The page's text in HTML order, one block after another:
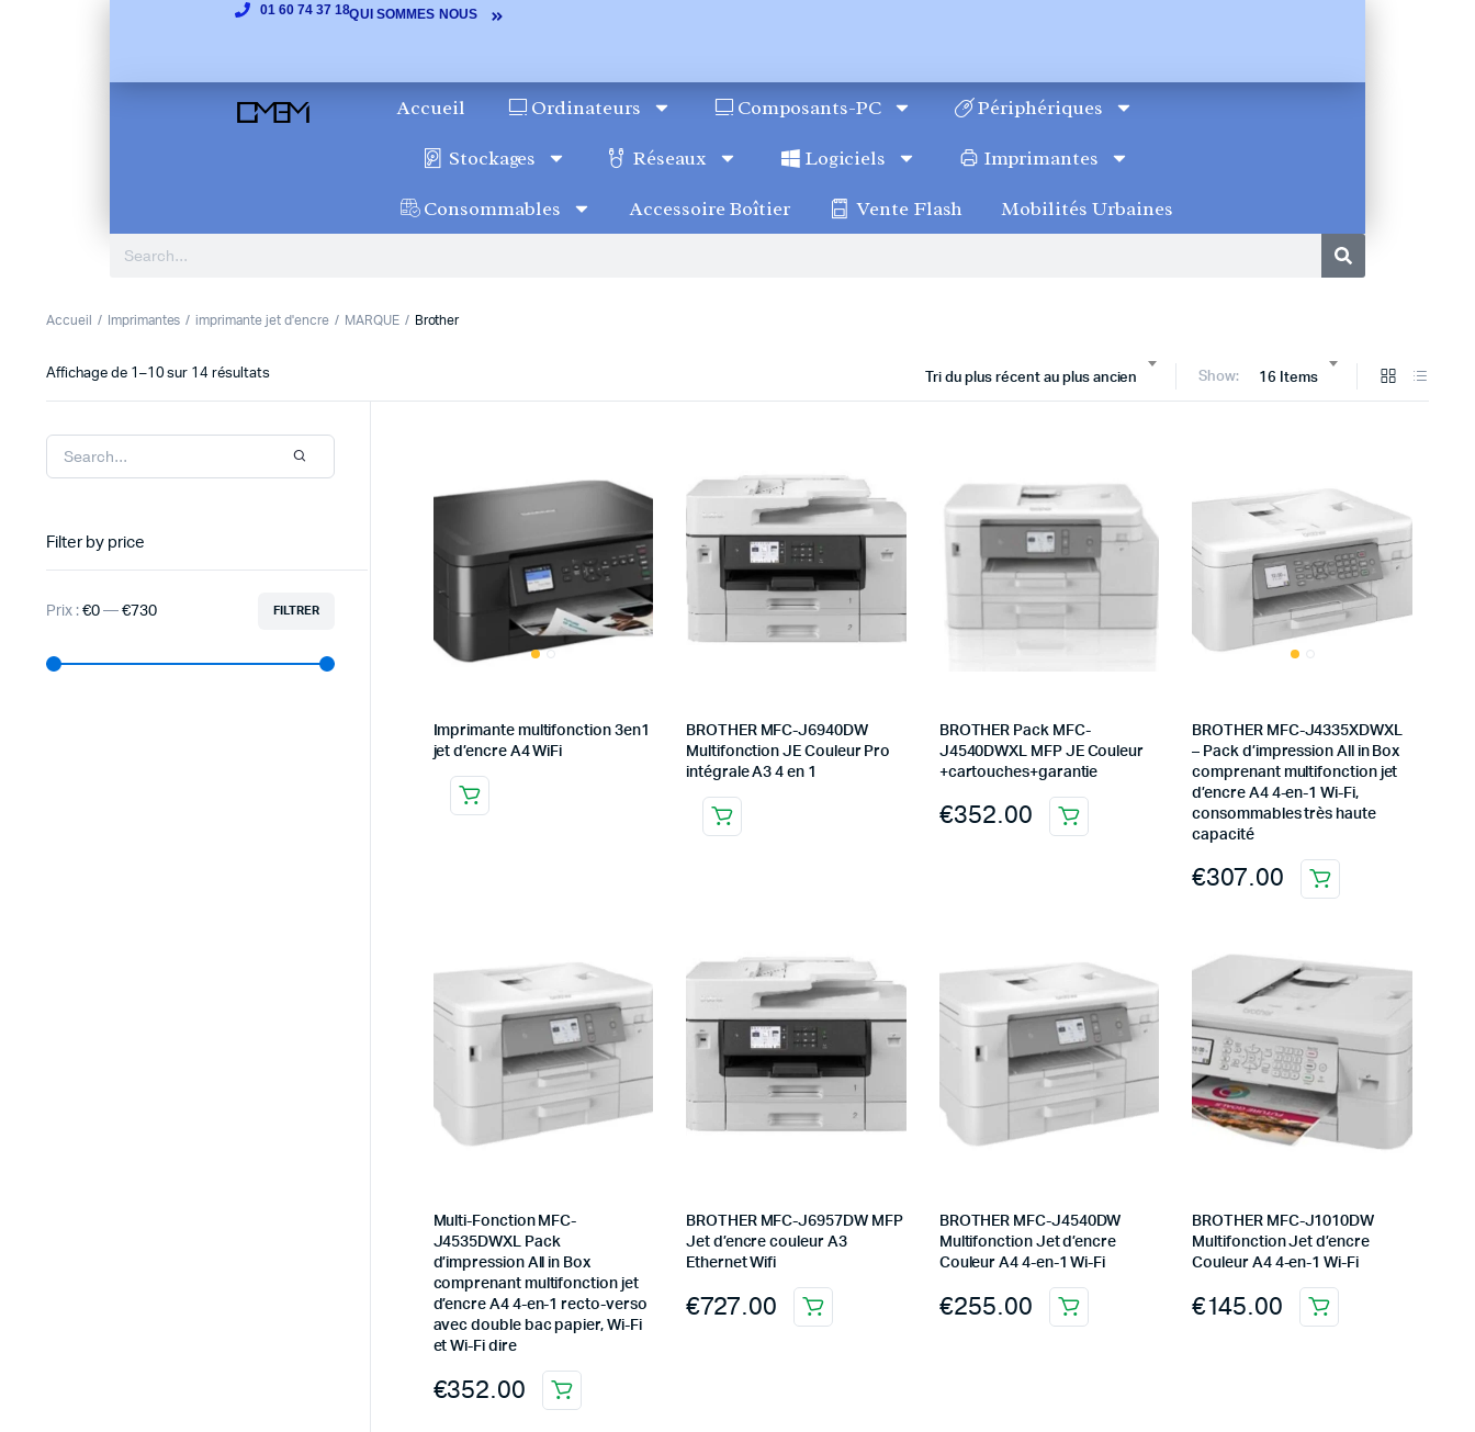
01 60 74 37 18QUI SOMMES NOUS
Accueil Ordinateurs Composants-PC Périphériques
Stockages Réseaux Logiciels Imprimantes
Consommables Accessoire Boîtier Vente Flash Mobilités Urbaines
Accueil Imprimantes imprimante jet d'encre MARQUE Brother
Tri du plus récent au plus ancien Show: 16 Items
Affichage de 1–10 sur 14 résultats
Imprimante multifonction 3en1
jet d’encre A4 WiFi
BROTHER MFC-J6940DW
Multifonction JE Couleur Pro
intégrale A3 4 en 1
BROTHER Pack MFC-
J4540DWXL MFP JE Couleur
+cartouches+garantie
€352.00
BROTHER MFC-J4335XDWXL
– Pack d’impression All in Box
comprenant multifonction jet
d’encre A4 4-en-1 Wi-Fi,
consommables très haute
capacité
€307.00
Multi-Fonction MFC-
J4535DWXL Pack
d’impression All in Box
comprenant multifonction jet
d’encre A4 4-en-1 recto-verso
avec double bac papier, Wi-Fi
et Wi-Fi dire
€352.00
BROTHER MFC-J6957DW MFP
Jet d’encre couleur A3
Ethernet Wifi
€727.00
BROTHER MFC-J4540DW
Multifonction Jet d’encre
Couleur A4 4-en-1 Wi-Fi
€255.00
BROTHER MFC-J1010DW
Multifonction Jet d’encre
Couleur A4 4-en-1 Wi-Fi
€145.00
Filter by price
FILTRER
Prix : €0— €730